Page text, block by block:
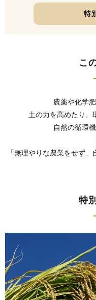
特
こ
農薬や化学
土の力を高めたり、
自然の循環
「無理やりな農業をせず
特